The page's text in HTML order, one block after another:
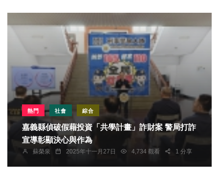
熱門 社會 綜合
嘉義縣偵破假藉投資「共學計畫」詐財案 警局打詐
宣導彰顯決心與作為
蘇榮泉 2025年十一月27日 4,734 觀看 1 分享